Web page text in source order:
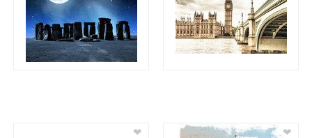
❤ ❤